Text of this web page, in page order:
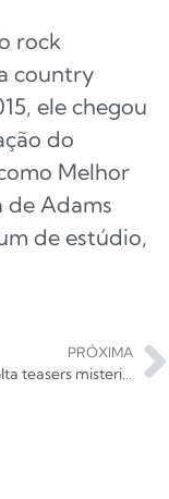
rock
country
ele chegou
do
Melhor
de Adams
de estúdio,
PRÓXIMA
Slipknot solta teasers misteriosos em suas redes sociais